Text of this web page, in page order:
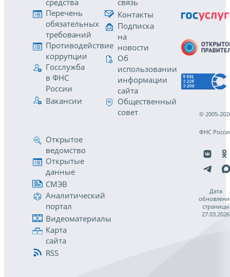
средства
Перечень
обязательных
требований
Противодействие
коррупции
Госслужба
в ФНС
России
Вакансии
связь
Контакты
Подписка
на
новости
Об
использовании
информации
сайта
Общественный
совет
Открытое
ведомство
Открытые
данные
СМЭВ
Аналитический
портал
Видеоматериалы
Карта
сайта
RSS
© 2005-
ФНС
Дата
страницы
27.03.2026